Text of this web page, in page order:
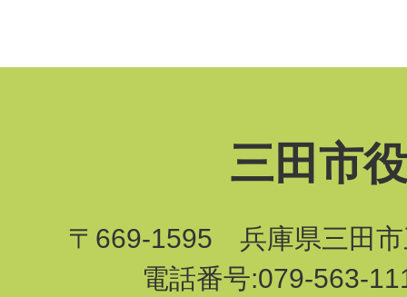
三田市
〒669-1595 兵庫県三田市
電話番号:079-563-